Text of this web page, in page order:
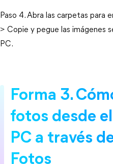
Paso 4. Abra las carpetas para
> Copie y pegue las imágenes
PC.
Forma 3.
fotos desde
PC a través
Fotos